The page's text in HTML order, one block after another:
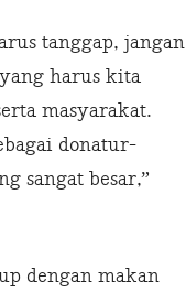
tanggap, jangan
harus kita
masyarakat.
donatur-
sangat besar,”
dengan makan